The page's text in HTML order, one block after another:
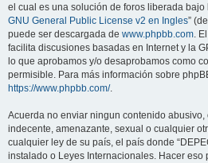
el cual es una solución de foros liberada bajo
GNU General Public License v2 en Ingles”
puede ser descargada de www.phpbb.com.
facilita discusiones basadas en Internet y la
lo que aprobamos y/o desaprobamos como
permisible. Para más información sobre
https://www.phpbb.com/.
Acuerda no enviar ningun contenido
indecente, amenazante, sexual o cualquier
cualquier ley de su país, el país donde
instalado o Leyes Internacionales. Hacer eso